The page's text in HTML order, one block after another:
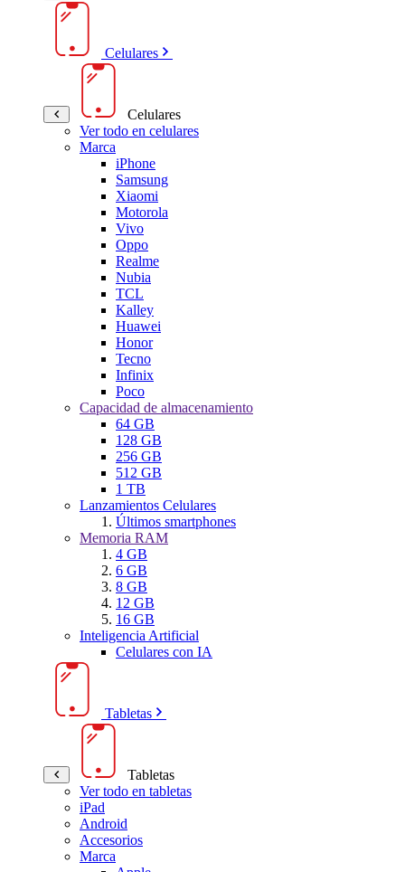
Celulares
Celulares
Ver todo en celulares
Marca
iPhone
Samsung
Xiaomi
Motorola
Vivo
Oppo
Realme
Nubia
TCL
Kalley
Huawei
Honor
Tecno
Infinix
Poco
Capacidad de almacenamiento
64 GB
128 GB
256 GB
512 GB
1 TB
Lanzamientos Celulares
Últimos smartphones
Memoria RAM
4 GB
6 GB
8 GB
12 GB
16 GB
Inteligencia Artificial
Celulares con IA
Tabletas
Tabletas
Ver todo en tabletas
iPad
Android
Accesorios
Marca